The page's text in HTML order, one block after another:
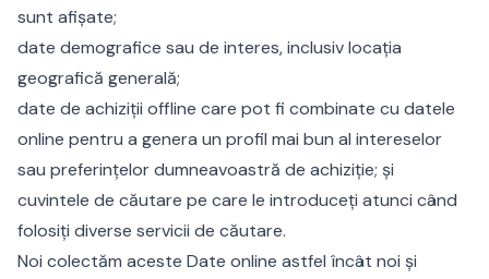
sunt afișate;
date demografice sau de interes, inclusiv locația
geografică generală;
date de achiziții offline care pot fi combinate cu datele
online pentru a genera un profil mai bun al intereselor
sau preferințelor dumneavoastră de achiziție; și
cuvintele de căutare pe care le introduceți atunci când
folosiți diverse servicii de căutare.
Noi colectăm aceste Date online astfel încât noi și